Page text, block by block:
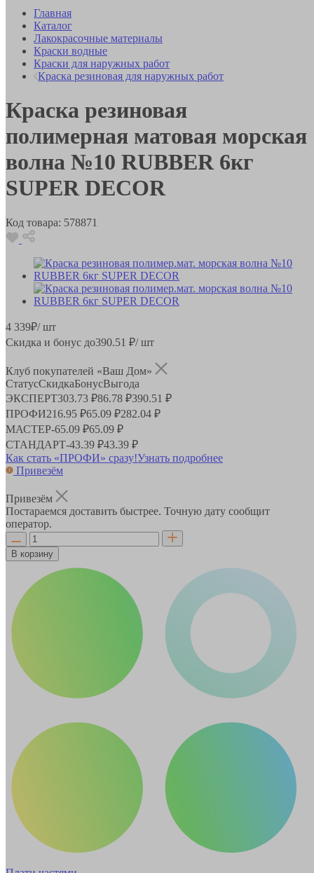
Главная
Каталог
Лакокрасочные материалы
Краски водные
Краски для наружных работ
Краска резиновая для наружных работ
Краска резиновая
полимерная матовая морская
волна №10 RUBBER 6кг
SUPER DECOR
Код товара: 578871
4 339₽/ шт
Скидка и бонус до390.51 ₽/ шт
Клуб покупателей «Ваш Дом»
СтатусСкидкаБонусВыгода
ЭКСПЕРТ303.73 ₽86.78 ₽390.51 ₽
ПРОФИ216.95 ₽65.09 ₽282.04 ₽
МАСТЕР-65.09 ₽65.09 ₽
СТАНДАРТ-43.39 ₽43.39 ₽
Как стать «ПРОФИ» сразу!Узнать подробнее
Привезём
Привезём
Постараемся доставить быстрее. Точную дату сообщит
оператор.
В корзину